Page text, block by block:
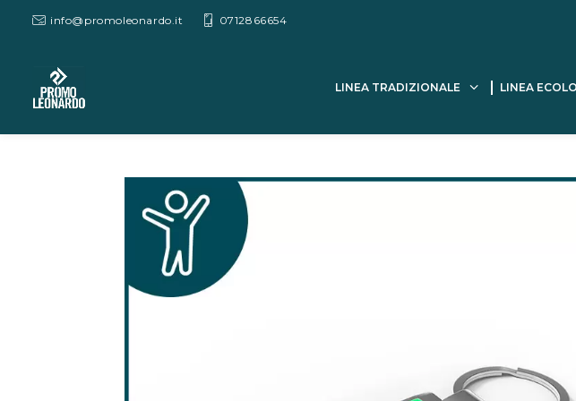
info@promoleonardo.it 0712866654
LINEA TRADIZIONALE LINEA